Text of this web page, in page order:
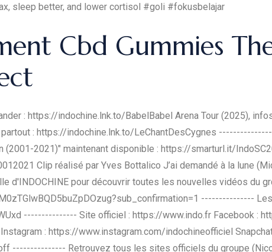
sleep better, and lower cortisol #goli #fokusbelajar
Cbd Gummies
: https://indochine.lnk.to/BabelBabel Arena Tour (2025),
: https://indochine.lnk.to/LeChantDesCygnes
(2001-2021)" maintenant disponible : https://smarturl.it/
Clip réalisé par Yves Bottalico J’ai demandé à la lune
d'INDOCHINE pour découvrir toutes les nouvelles vidéos du
---------------
--------------- Site officiel : https://www.indo.fr Facebook :
: https://www.instagram.com/indochineofficiel
--------------- Retrouvez tous les sites officiels du groupe